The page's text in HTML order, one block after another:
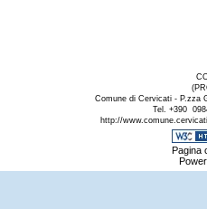
Comune di Cervicati - P.zza
Tel. +390
http://
Pagina